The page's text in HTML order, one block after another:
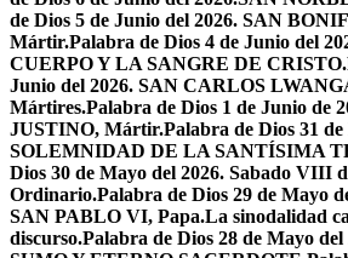
de Dios 5 de Junio del 2026. SAN
Mártir.Palabra de Dios 4 de Junio del
CUERPO Y LA SANGRE DE CRISTO.
Junio del 2026. SAN CARLOS
Mártires.Palabra de Dios 1 de Junio de
JUSTINO, Mártir.Palabra de Dios 31
SOLEMNIDAD DE LA SANTÍSIMA
Dios 30 de Mayo del 2026. Sabado VIII
Ordinario.Palabra de Dios 29 de Mayo
SAN PABLO VI, Papa.La sinodalidad
discurso.Palabra de Dios 28 de Mayo